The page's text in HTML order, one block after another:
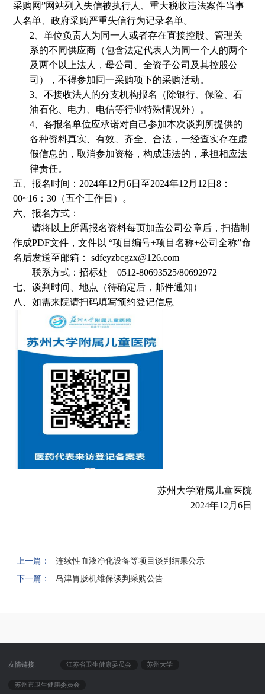
采购网”网站列入失信被执行人、重大税收违法案件当事
人名单、政府采购严重失信行为记录名单。
2、单位负责人为同一人或者存在直接控股、管理关
系的不同供应商（包含法定代表人为同一个人的两个
及两个以上法人，母公司、全资子公司及其控股公
司），不得参加同一采购项下的采购活动。
3、不接收法人的分支机构报名（除银行、保险、石
油石化、电力、电信等行业特殊情况外）。
4、各报名单位应承诺对自己参加本次谈判所提供的
各种资料真实、有效、齐全、合法，一经查实存在虚
假信息的，取消参加资格，构成违法的，承担相应法
律责任。
五、报名时间：2024年12月6日至2024年12月12日8：
00~16：30（五个工作日）。
六、报名方式：
请将以上所需报名资料每页加盖公司公章后，扫描制
作成PDF文件，文件以 “项目编号+项目名称+公司全称”命
名后发送至邮箱： sdfeyzbcgzx@126.com
联系方式：招标处 0512-80693525/80692972
七、谈判时间、地点（待确定后，邮件通知）
八、如需来院请扫码填写预约登记信息
苏州大学附属儿童医院
2024年12月6日
上一篇：
连续性血液净化设备等项目谈判结果公示
下一篇：
岛津胃肠机维保谈判采购公告
友情链接: 江苏省卫生健康委员会 苏州大学
苏州市卫生健康委员会